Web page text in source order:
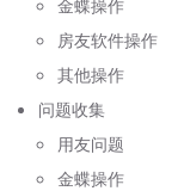
金蝶操作
房友软件操作
其他操作
问题收集
用友问题
金蝶操作